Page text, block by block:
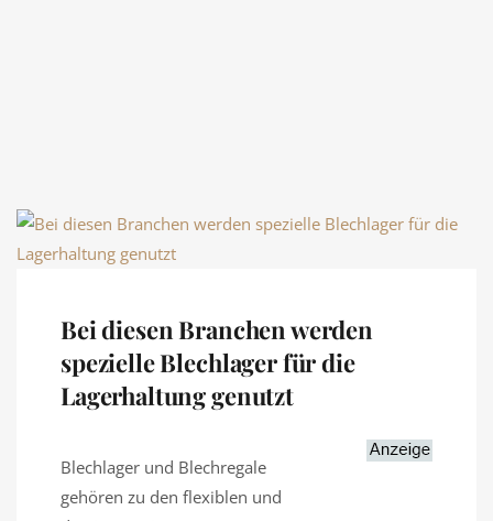
Bei diesen Branchen werden
spezielle Blechlager für die
Lagerhaltung genutzt
Blechlager und Blechregale
gehören zu den flexiblen und